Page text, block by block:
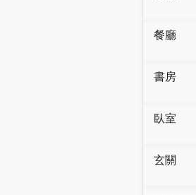
餐廳
書房
臥室
玄關